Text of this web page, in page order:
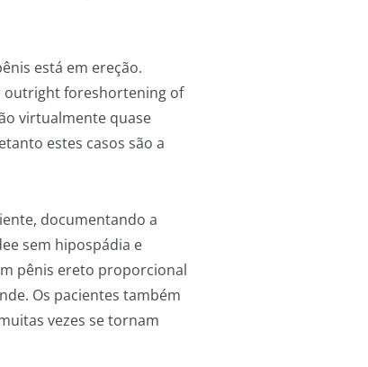
está em ereção.
outright foreshortening of
virtualmente quase
estes casos são a
documentando a
sem hipospádia e
pênis ereto proporcional
Os pacientes também
vezes se tornam